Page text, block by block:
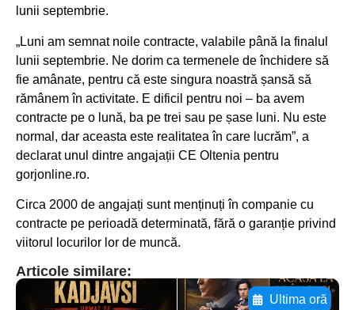
lunii septembrie.
„Luni am semnat noile contracte, valabile până la finalul
lunii septembrie. Ne dorim ca termenele de închidere să
fie amânate, pentru că este singura noastră șansă să
rămânem în activitate. E dificil pentru noi – ba avem
contracte pe o lună, ba pe trei sau pe șase luni. Nu este
normal, dar aceasta este realitatea în care lucrăm”, a
declarat unul dintre angajații CE Oltenia pentru
gorjonline.ro.
Circa 2000 de angajați sunt menținuți în companie cu
contracte pe perioadă determinată, fără o garanție privind
viitorul locurilor lor de muncă.
Articole similare:
Ultima oră